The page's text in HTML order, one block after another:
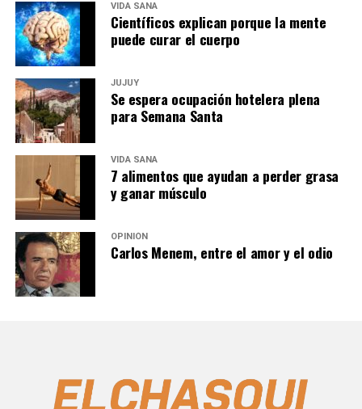
VIDA SANA
Científicos explican porque la mente
puede curar el cuerpo
JUJUY
Se espera ocupación hotelera plena
para Semana Santa
VIDA SANA
7 alimentos que ayudan a perder grasa
y ganar músculo
OPINIÓN
Carlos Menem, entre el amor y el odio